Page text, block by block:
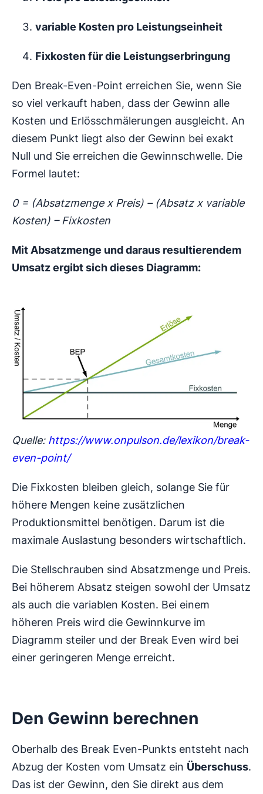
variable Kosten pro Leistungseinheit
Fixkosten für die Leistungserbringung
Den Break-Even-Point erreichen Sie, wenn Sie
so viel verkauft haben, dass der Gewinn alle
Kosten und Erlösschmälerungen ausgleicht. An
diesem Punkt liegt also der Gewinn bei exakt
Null und Sie erreichen die Gewinnschwelle. Die
Formel lautet:
0 = (Absatzmenge x Preis) – (Absatz x variable
Kosten) – Fixkosten
Mit Absatzmenge und daraus resultierendem
Umsatz ergibt sich dieses Diagramm:
Quelle: https://www.onpulson.de/lexikon/break-
even-point/
Die Fixkosten bleiben gleich, solange Sie für
höhere Mengen keine zusätzlichen
Produktionsmittel benötigen. Darum ist die
maximale Auslastung besonders wirtschaftlich.
Die Stellschrauben sind Absatzmenge und Preis.
Bei höherem Absatz steigen sowohl der Umsatz
als auch die variablen Kosten. Bei einem
höheren Preis wird die Gewinnkurve im
Diagramm steiler und der Break Even wird bei
einer geringeren Menge erreicht.
Den Gewinn berechnen
Oberhalb des Break Even-Punkts entsteht nach
Abzug der Kosten vom Umsatz ein Überschuss.
Das ist der Gewinn, den Sie direkt aus dem